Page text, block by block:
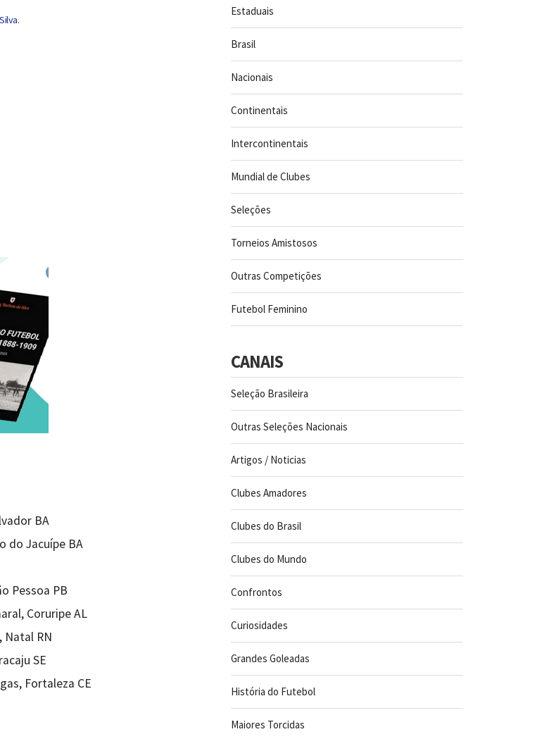
.
BA
do Jacuípe BA
Pessoa PB
Coruripe AL
Natal RN
SE
Fortaleza CE
Estaduais
Brasil
Nacionais
Continentais
Intercontinentais
Mundial de Clubes
Seleções
Torneios Amistosos
Outras Competições
Futebol Feminino
CANAIS
Seleção Brasileira
Outras Seleções Nacionais
Artigos / Noticias
Clubes Amadores
Clubes do Brasil
Clubes do Mundo
Confrontos
Curiosidades
Grandes Goleadas
História do Futebol
Maiores Torcidas